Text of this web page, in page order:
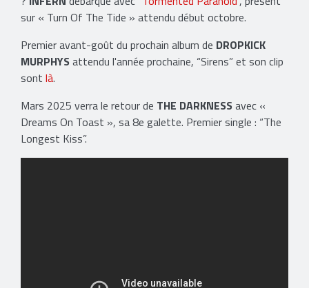
sur « Turn Of The Tide » attendu début octobre.
Premier avant-goût du prochain album de DROPKICK
MURPHYSattendu l'année prochaine, “Sirens” et son clip
sont là.
Mars 2025 verra le retour de THE DARKNESSavec «
Dreams On Toast », sa 8e galette. Premier single : “The
Longest Kiss”.